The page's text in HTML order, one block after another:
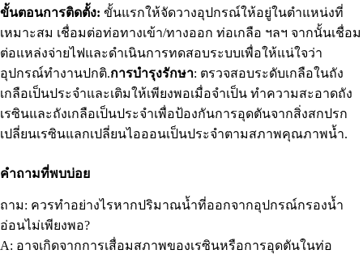
ขั้นตอนการติดตั้ง: ขั้นแรกให้จัดวางอุปกรณ์ให้อยู่ในตำแหน่งที่
เหมาะสม เชื่อมต่อท่อทางเข้า/ทางออก ท่อเกลือ ฯลฯ จากนั้นเชื่อม
ต่อแหล่งจ่ายไฟและดำเนินการทดสอบระบบเพื่อให้แน่ใจว่า
อุปกรณ์ทำงานปกติ.การบำรุงรักษา: ตรวจสอบระดับเกลือในถัง
เกลือเป็นประจำและเติมให้เพียงพอเมื่อจำเป็น ทำความสะอาดถัง
เรซินและถังเกลือเป็นประจำเพื่อป้องกันการอุดตันจากสิ่งสกปรก
เปลี่ยนเรซินแลกเปลี่ยนไอออนเป็นประจำตามสภาพคุณภาพน้ำ.
คำถามที่พบบ่อย
ถาม: ควรทำอย่างไรหากปริมาณน้ำที่ออกจากอุปกรณ์กรองน้ำ
อ่อนไม่เพียงพอ?
A: อาจเกิดจากการเสื่อมสภาพของเรซินหรือการอุดตันในท่อ